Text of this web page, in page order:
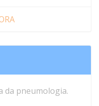
da pneumologia.